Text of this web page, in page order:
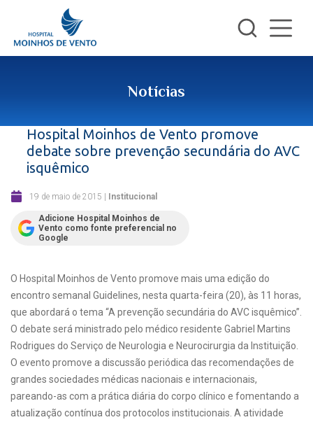
Notícias
Hospital Moinhos de Vento promove
debate sobre prevenção secundária do AVC
isquêmico
19 de maio de 2015 | Institucional
Adicione Hospital Moinhos de
Vento como fonte preferencial no
Google
O Hospital Moinhos de Vento promove mais uma edição do
encontro semanal Guidelines, nesta quarta-feira (20), às 11 horas,
que abordará o tema “A prevenção secundária do AVC isquêmico”.
O debate será ministrado pelo médico residente Gabriel Martins
Rodrigues do Serviço de Neurologia e Neurocirurgia da Instituição.
O evento promove a discussão periódica das recomendações de
grandes sociedades médicas nacionais e internacionais,
pareando-as com a prática diária do corpo clínico e fomentando a
atualização contínua dos protocolos institucionais. A atividade